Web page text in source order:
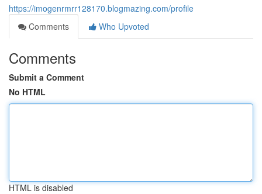
https://imogenrmrr128170.blogmazing.com/profile
Comments
Who Upvoted
Comments
Submit a Comment
No HTML
HTML is disabled